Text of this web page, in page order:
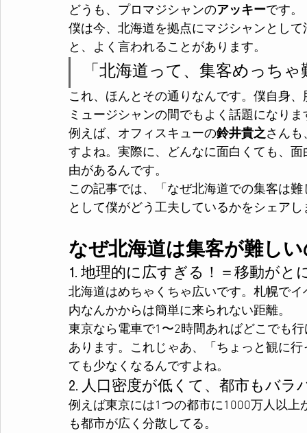
どうも、プロマジシャンのアッキーです。
僕は今、北海道を拠点にマジシャンとし
と、よく言われることがあります。
「北海道って、集客めっち
これ、ほんとその通りなんです。僕自身
ミュージシャンの間でもよく話題になりま
例えば、オフィスキューの鈴井貴之さん
すよね。実際に、どんなに面白くても、
由があるんです。
この記事では、「なぜ北海道での集客は
として僕がどう工夫しているかをシェアし
なぜ北海道は集客が難し
1. 地理的に広すぎる！＝移動がと
北海道はめちゃくちゃ広いです。札幌で
内なんかからは簡単に来られない距離。
東京なら電車で1〜2時間あればどこでも
あります。これじゃあ、「ちょっと観に
ても少なくなるんですよね。
2. 人口密度が低くて、都市もバラ
例えば東京には1つの都市に1000万人以
も都市が広く分散してる。